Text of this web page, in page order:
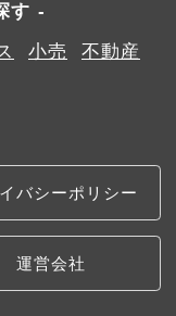
す
小売
不動産
バシーポリシー
運営会社